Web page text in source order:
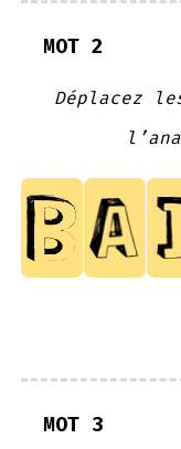
MOT 2
Déplacez
MOT 3